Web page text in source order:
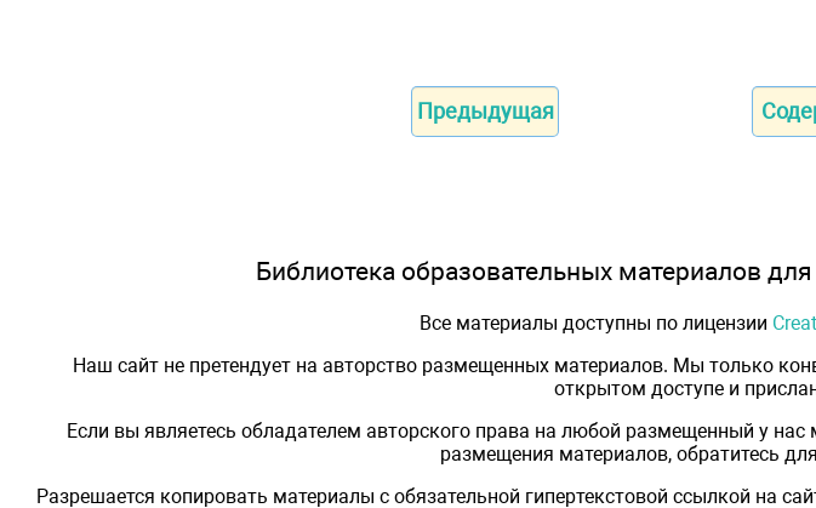
Предыдущая
Библиотека образовательных материалов
Все материалы доступны по лицензии
Наш сайт не претендует на авторство размещенных материалов. Мы только
открытом доступе и
Если вы являетесь обладателем авторского права на любой размещенный у
размещения материалов, обратитесь
Разрешается копировать материалы с обязательной гипертекстовой ссылкой на